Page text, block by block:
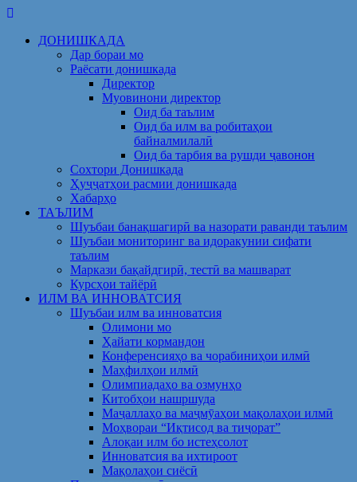
Skip
contentДОНИШКАДА
Дар бораи мо
Раёсати донишкада
Директор
Муовинони директор
Оид ба таълим
Оид ба илм ва робитаҳои
байналмилалӣ
Оид ба тарбия ва рушди ҷавонон
Сохтори Донишкада
Ҳуҷҷатҳои расмии донишкада
Хабарҳо
ТАЪЛИМ
Шуъбаи банақшагирӣ ва назорати раванди таълим
Шуъбаи мониторинг ва идоракунии сифати
таълим
Маркази бақайдгирӣ, тестӣ ва машварат
Курсҳои тайёрӣ
ИЛМ ВА ИННОВАТСИЯ
Шуъбаи илм ва инноватсия
Олимони мо
Ҳайати кормандон
Конференсияҳо ва чорабиниҳои илмӣ
Маҳфилҳои илмӣ
Олимпиадаҳо ва озмунҳо
Китобҳои нашршуда
Маҷаллаҳо ва маҷмӯаҳои мақолаҳои илмӣ
Моҳвораи “Иқтисод ва тиҷорат”
Алоқаи илм бо истеҳсолот
Инноватсия ва ихтироот
Мақолаҳои сиёсӣ